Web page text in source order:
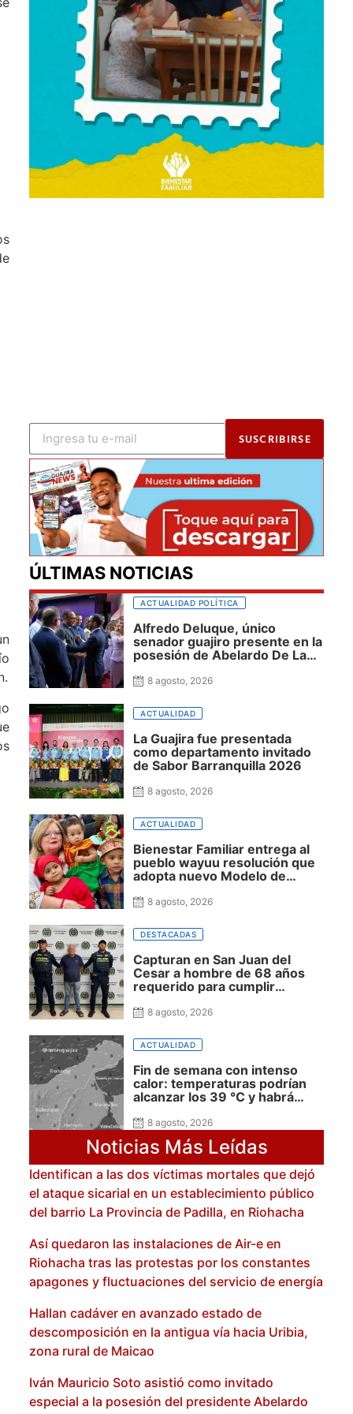
SUSCRIBIRSE
ÚLTIMAS NOTICIAS
ACTUALIDAD POLÍTICA
Alfredo Deluque, único
senador guajiro presente en la
posesión de Abelardo De La
con el nuevo presidente y
Guajira
8 agosto, 2026
ACTUALIDAD
La Guajira fue presentada
como departamento invitado
de Sabor Barranquilla 2026
8 agosto, 2026
ACTUALIDAD
Bienestar Familiar entrega al
pueblo wayuu resolución que
adopta nuevo Modelo de
8 agosto, 2026
DESTACADAS
Capturan en San Juan del
Cesar a hombre de 68 años
requerido para cumplir
delinquir y tráfico de drogas
8 agosto, 2026
ACTUALIDAD
Fin de semana con intenso
calor: temperaturas podrían
alcanzar los 39 °C y habrá
advierte Meteoguajira
8 agosto, 2026
Noticias Más Leídas
Identifican a las dos víctimas mortales que dejó
el ataque sicarial en un establecimiento público
del barrio La Provincia de Padilla, en Riohacha
Así quedaron las instalaciones de Air-e en
Riohacha tras las protestas por los constantes
apagones y fluctuaciones del servicio de energía
Hallan cadáver en avanzado estado de
descomposición en la antigua vía hacia Uribia,
zona rural de Maicao
Iván Mauricio Soto asistió como invitado
especial a la posesión del presidente Abelardo